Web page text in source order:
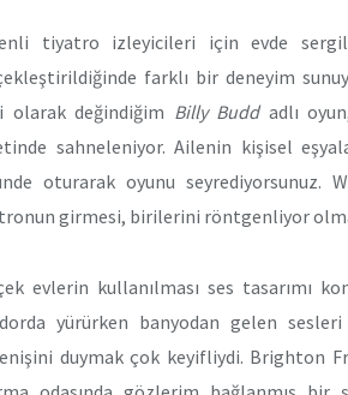
tiyatro izleyicileri için evde
farklı bir deneyim
olarak değindiğim Billy Buddadlı
sahneleniyor. Ailenin kişisel
oturarak oyunu seyrediyorsunuz.
girmesi, birilerini röntgenliyor
evlerin kullanılması ses tasarımı
yürürken banyodan gelen
duymak çok keyifliydi. Brighton